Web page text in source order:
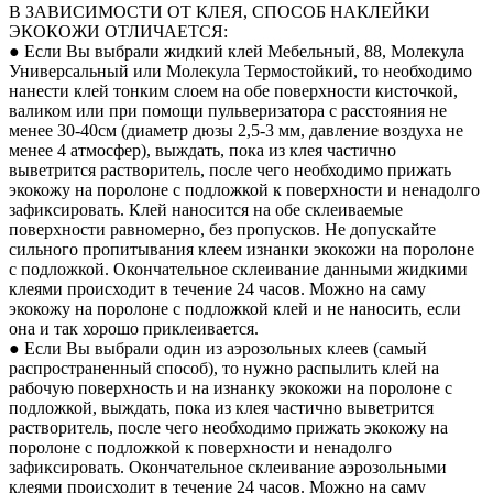
В ЗАВИСИМОСТИ ОТ КЛЕЯ, СПОСОБ НАКЛЕЙКИ
ЭКОКОЖИ ОТЛИЧАЕТСЯ:
● Если Вы выбрали жидкий клей Мебельный, 88, Молекула
Универсальный или Молекула Термостойкий, то необходимо
нанести клей тонким слоем на обе поверхности кисточкой,
валиком или при помощи пульверизатора с расстояния не
менее 30-40см (диаметр дюзы 2,5-3 мм, давление воздуха не
менее 4 атмосфер), выждать, пока из клея частично
выветрится растворитель, после чего необходимо прижать
экокожу на поролоне с подложкой к поверхности и ненадолго
зафиксировать. Клей наносится на обе склеиваемые
поверхности равномерно, без пропусков. Не допускайте
сильного пропитывания клеем изнанки экокожи на поролоне
с подложкой. Окончательное склеивание данными жидкими
клеями происходит в течение 24 часов. Можно на саму
экокожу на поролоне с подложкой клей и не наносить, если
она и так хорошо приклеивается.
● Если Вы выбрали один из аэрозольных клеев (самый
распространенный способ), то нужно распылить клей на
рабочую поверхность и на изнанку экокожи на поролоне с
подложкой, выждать, пока из клея частично выветрится
растворитель, после чего необходимо прижать экокожу на
поролоне с подложкой к поверхности и ненадолго
зафиксировать. Окончательное склеивание аэрозольными
клеями происходит в течение 24 часов. Можно на саму